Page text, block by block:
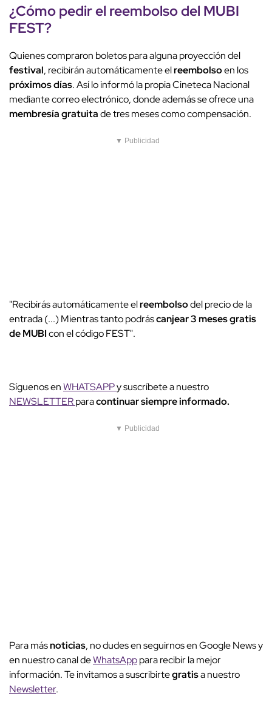
¿Cómo pedir el reembolsodel MUBI
FEST?
Quienes compraron boletos para alguna proyección del
festival, recibirán automáticamente elreembolsoen los
próximos días. Así lo informó la propia Cineteca Nacional
mediante correo electrónico, donde además se ofrece una
membresía gratuitade tres meses como compensación.
▼ Publicidad
"Recibirás automáticamente elreembolsodel precio de la
entrada (...) Mientras tanto podráscanjear 3 meses gratis
de MUBIcon el código FEST".
Síguenos enWHATSAPPy suscríbete a nuestro
NEWSLETTERparacontinuar siempre informado.
▼ Publicidad
Para másnoticias, no dudes en seguirnos en Google News y
en nuestro canal deWhatsApppara recibir la mejor
información. Te invitamos a suscribirtegratisa nuestro
Newsletter.